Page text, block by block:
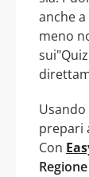
anche
meno
prepari
Con